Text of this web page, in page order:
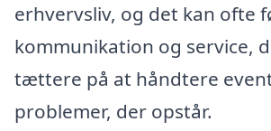
erhvervsliv, og det kan ofte
kommunikation og service,
tættere på at håndtere
problemer, der opstår.